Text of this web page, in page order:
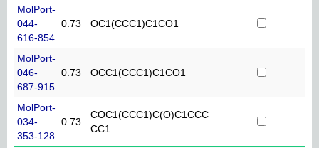
MolPort-
044-
616-854
0.73 OC1(CCC1)C1CO1
MolPort-
046-
687-915
0.73 OCC1(CCC1)C1CO1
MolPort-
034-
353-128
0.73
COC1(CCC1)C(O)C1CCC
CC1